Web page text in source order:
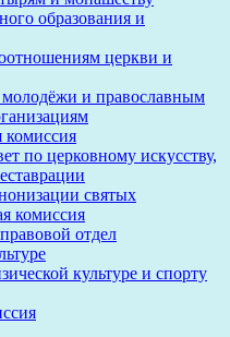
образования и
церкви и
и православным
комиссия
по церковному искусству,
святых
комиссия
отдел
культуре и спорту